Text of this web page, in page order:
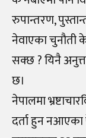
रुपान्तरण,
नेवाएका
सक्छ ? यिनै
छ।
नेपालमा
दर्ता हुन नआएका